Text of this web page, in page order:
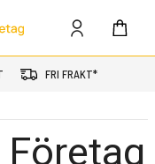
FRI FRAKT*